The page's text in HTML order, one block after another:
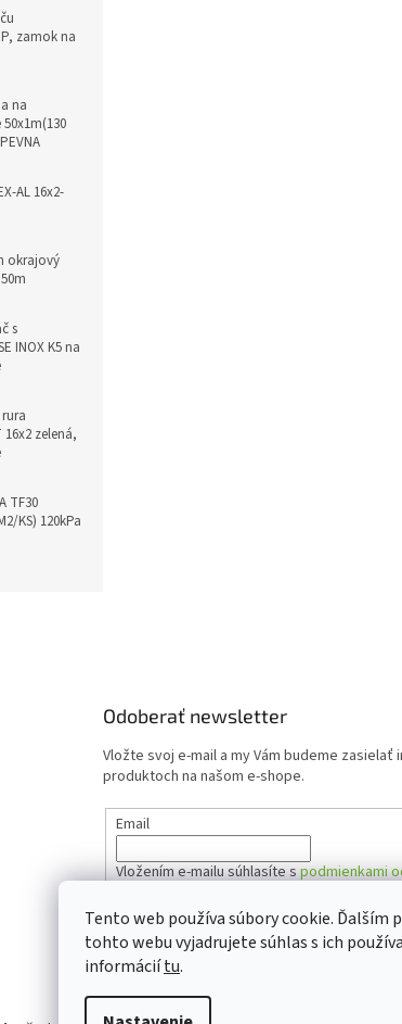
Tento web používa súbory cookie. Ďalším
tohto webu vyjadrujete súhlas s ich
informáciítu.
zamok na
na
AL 16x2-
okrajový
s
INOX K5 na
16x2 zelená,
TF30
KS) 120kPa
Odoberať newsletter
Vložte svoj e-mail a my Vám budeme zasielať
produktoch na našom e-shope.
Email
Vložením e-mailu súhlasíte spodmienkami
PRIHLÁSIŤ SA